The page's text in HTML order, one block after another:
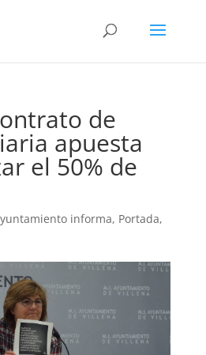
de
apuesta
el 50% de
informa, Portada,